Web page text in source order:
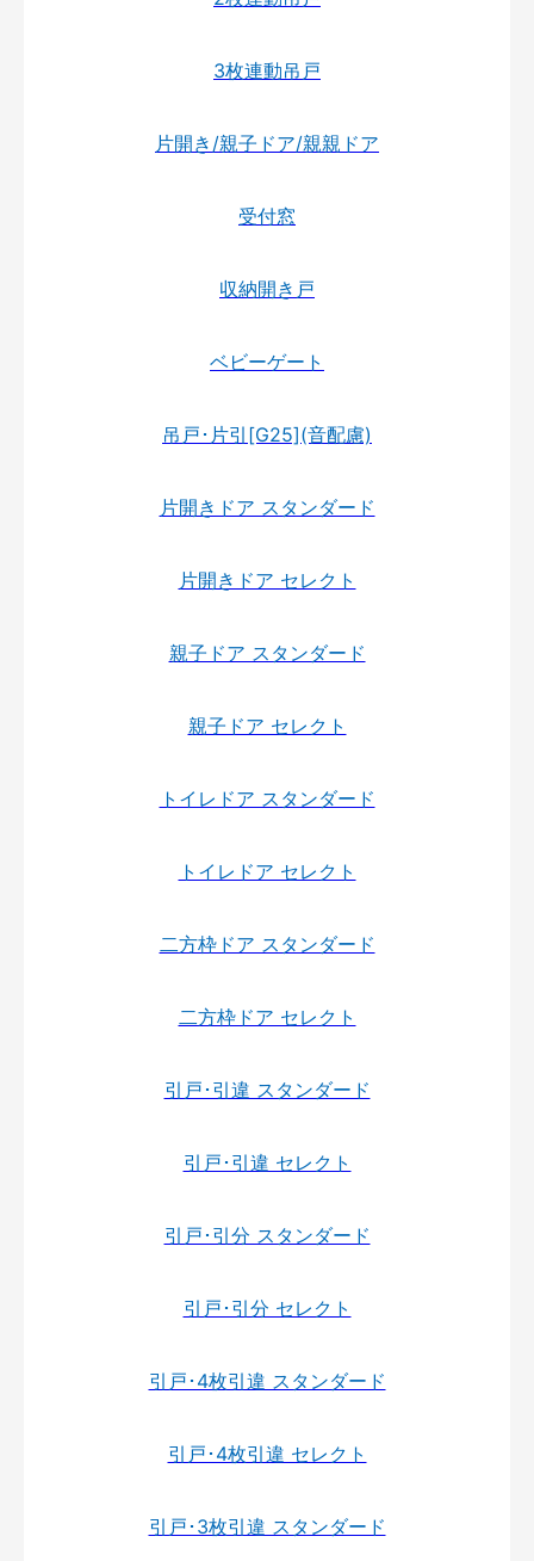
3枚連動吊戸
片開き/親子ドア/親親ドア
受付窓
収納開き戸
ベビーゲート
吊戸･片引[G25](音配慮)
片開きドア スタンダード
片開きドア セレクト
親子ドア スタンダード
親子ドア セレクト
トイレドア スタンダード
トイレドア セレクト
二方枠ドア スタンダード
二方枠ドア セレクト
引戸･引違 スタンダード
引戸･引違 セレクト
引戸･引分 スタンダード
引戸･引分 セレクト
引戸･4枚引違 スタンダード
引戸･4枚引違 セレクト
引戸･3枚引違 スタンダード